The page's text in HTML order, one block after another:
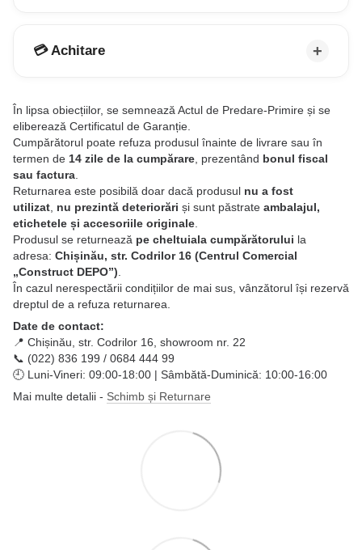
💳 Achitare
În lipsa obiecțiilor, se semnează Actul de Predare-Primire și se
eliberează Certificatul de Garanție.
Cumpărătorul poate refuza produsul înainte de livrare sau în
termen de 14 zile de la cumpărare , prezentând bonul fiscal
sau factura
Returnarea este posibilă doar dacă produsul nu a fost
utilizat nu prezintă deteriorări și sunt păstrate ambalajul,
etichetele și accesoriile originale
Produsul se returnează pe cheltuiala cumpărătorului la
adresa: Chișinău, str. Codrilor 16 (Centrul Comercial
„Construct DEPO”)
În cazul nerespectării condițiilor de mai sus, vânzătorul își rezervă
dreptul de a refuza returnarea.
Date de contact:
📍 Chișinău, str. Codrilor 16, showroom nr. 22
📞 (022) 836 199 / 0684 444 99
🕘 Luni-Vineri: 09:00-18:00 | Sâmbătă-Duminică: 10:00-16:00
Mai multe detalii - Schimb și Returnare